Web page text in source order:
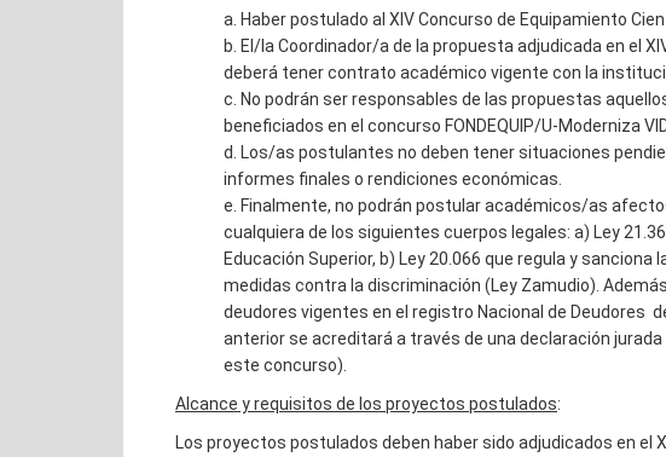
a. Haber postulado al XIV Concurso de Equipamiento
b. El/la Coordinador/a de la propuesta adjudicada en el
deberá tener contrato académico vigente con la
c. No podrán ser responsables de las propuestas
beneficiados en el concurso FONDEQUIP/U-Moderniza
d. Los/as postulantes no deben tener situaciones
informes finales o rendiciones económicas.
e. Finalmente, no podrán postular académicos/as
cualquiera de los siguientes cuerpos legales: a) Ley
Educación Superior, b) Ley 20.066 que regula y
medidas contra la discriminación (Ley Zamudio).
deudores vigentes en el registro Nacional de Deudores
anterior se acreditará a través de una declaración
este concurso).
Alcance y requisitos de los proyectos postulados:
Los proyectos postulados deben haber sido adjudicados en el